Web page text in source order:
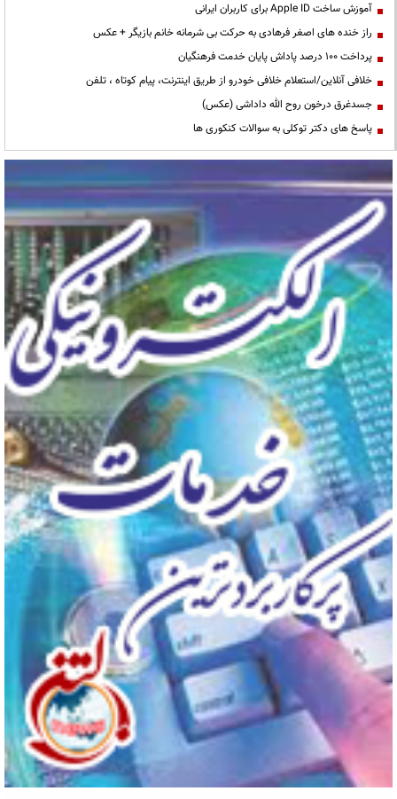
آموزش ساخت Apple ID برای کاربران ایرانی
راز خنده های اصغر فرهادی به حرکت بی شرمانه خانم بازیگر + عکس
پرداخت ۱۰۰ درصد پاداش پایان خدمت فرهنگیان
خلافی آنلاین/استعلام خلافی خودرو از طریق اینترنت، پیام کوتاه ، تلفن
جسدغرق درخون روح الله داداشی (عکس)
پاسخ های دکتر توکلی به سوالات کنکوری ها